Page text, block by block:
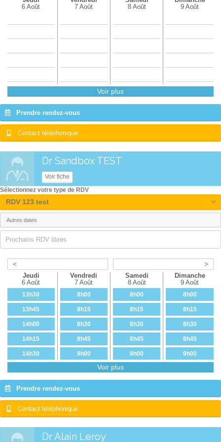
6 Août
7 Août
8 Août
9 Août
Voir plus
Prendre rendez-vous
Contact téléphonique
Dr Sandbox TEST
Voir fiche
< >
Jeudi
6 Août
13h30
13h45
14h00
14h15
14h30
15h15
15h30
15h45
Vendredi
7 Août
8h00
8h15
8h30
8h45
9h00
9h45
10h00
10h15
Samedi
8 Août
8h00
8h15
8h30
8h45
9h00
9h45
10h15
Dimanche
9 Août
8h00
8h15
8h30
8h45
9h00
9h45
10h15
Voir plus
Prendre rendez-vous
Contact téléphonique
Sélectionnez votre type de RDV
RDV 123 test
Prochains RDV libres
Dr Alain Leroy